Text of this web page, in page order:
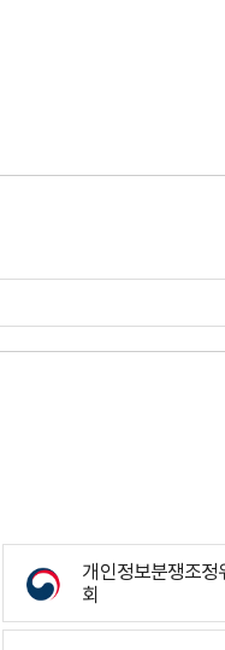
개인정보분쟁조정
회